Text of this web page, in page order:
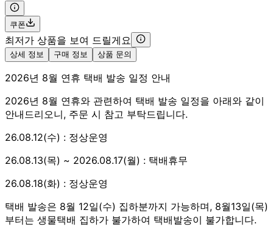
쿠폰
최저가 상품을 보여 드릴게요
상세 정보 구매 정보 상품 문의
2026년 8월 연휴 택배 발송 일정 안내
2026년 8월 연휴와 관련하여 택배 발송 일정을 아래와 같이
안내드리오니, 주문 시 참고 부탁드립니다.
26.08.12(수) : 정상운영
26.08.13(목) ~ 2026.08.17(월) : 택배휴무
26.08.18(화) : 정상운영
택배 발송은 8월 12일(수) 집하분까지 가능하며, 8월13일(목)
부터는 생물택배 집하가 불가하여 택배발송이 불가합니다.